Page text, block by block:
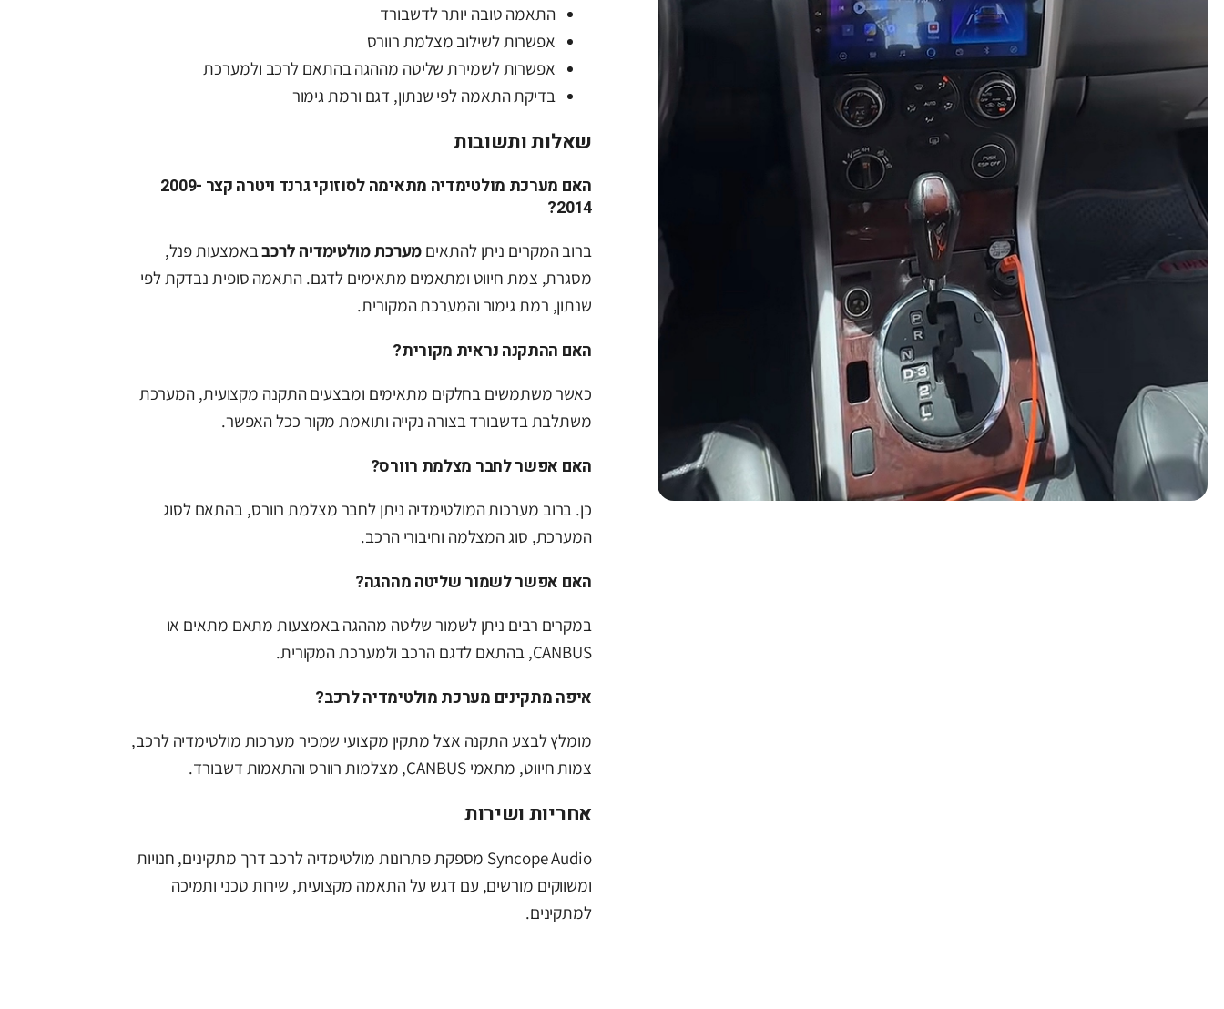
התאמה טובה יותר לדשבורד
אפשרות לשילוב מצלמת רוורס
אפשרות לשמירת שליטה מההגה בהתאם לרכב ולמערכת
בדיקת התאמה לפי שנתון, דגם ורמת גימור
שאלות ותשובות
האם מערכת מולטימדיה מתאימה לסוזוקי גרנד ויטרה קצר 2009-
2014?
ברוב המקרים ניתן להתאים מערכת מולטימדיה לרכבבאמצעות פנל,
מסגרת, צמת חיווט ומתאמים מתאימים לדגם. התאמה סופית נבדקת לפי
שנתון, רמת גימור והמערכת המקורית.
האם ההתקנה נראית מקורית?
כאשר משתמשים בחלקים מתאימים ומבצעים התקנה מקצועית, המערכת
משתלבת בדשבורד בצורה נקייה ותואמת מקור ככל האפשר.
האם אפשר לחבר מצלמת רוורס?
כן. ברוב מערכות המולטימדיה ניתן לחבר מצלמת רוורס, בהתאם לסוג
המערכת, סוג המצלמה וחיבורי הרכב.
האם אפשר לשמור שליטה מההגה?
במקרים רבים ניתן לשמור שליטה מההגה באמצעות מתאם מתאים או
CANBUS, בהתאם לדגם הרכב ולמערכת המקורית.
איפה מתקינים מערכת מולטימדיה לרכב?
מומלץ לבצע התקנה אצל מתקין מקצועי שמכיר מערכות מולטימדיה לרכב,
צמות חיווט, מתאמי CANBUS, מצלמות רוורס והתאמות דשבורד.
אחריות ושירות
Syncope Audio מספקת פתרונות מולטימדיה לרכב דרך מתקינים, חנויות
ומשווקים מורשים, עם דגש על התאמה מקצועית, שירות טכני ותמיכה
למתקינים.